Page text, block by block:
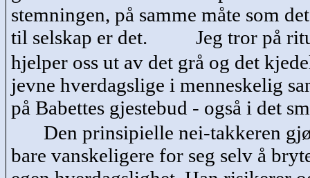
stemningen, på samme måte som
til selskap er det.
Jeg tror på
hjelper oss ut av det grå og det
jevne hverdagslige i menneskelig
på Babettes gjestebud - også i det
Den prinsipielle nei-takkeren
bare vanskeligere for seg selv å